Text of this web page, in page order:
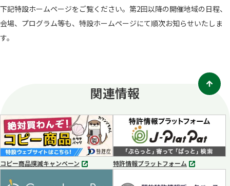
下記特設ホームページをご覧ください。第2回以降の開催地域の日程、
会場、プログラム等も、特設ホームページにて順次お知らせいたしま
す。
関連情報
コピー商品撲滅キャンペーン
別
特許情報プラットフォーム
別